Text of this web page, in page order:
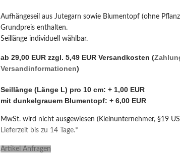
Aufhängeseil aus Jutegarn sowie Blumentopf (ohne
Grundpreis enthalten.
Seillänge individuell wählbar.
ab 29,00 EUR zzgl. 5,49 EUR Versandkosten (
Versandinformationen)
Seillänge (Länge L) pro 10 cm: + 1,00 EUR
mit dunkelgrauem Blumentopf: + 6,00 EUR
MwSt. wird nicht ausgewiesen (Kleinunternehmer, §19
Lieferzeit bis zu 14 Tage.*
Artikel Anfragen